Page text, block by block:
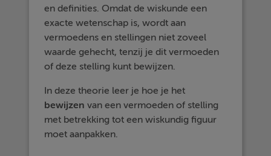
en definities. Omdat de wiskunde een
exacte wetenschap is, wordt aan
vermoedens en stellingen niet zoveel
waarde gehecht, tenzij je dit vermoeden
of deze stelling kunt bewijzen.
In deze theorie leer je hoe je het
bewijzen van een vermoeden of stelling
met betrekking tot een wiskundig figuur
moet aanpakken.